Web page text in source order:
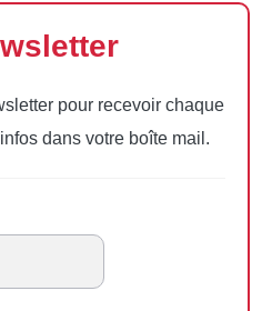
pour recevoir chaque
dans votre boîte mail.